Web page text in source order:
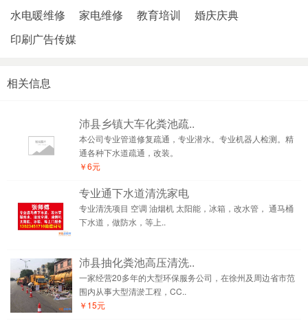
水电暖维修
家电维修 教育培训
婚庆庆典
印刷广告传媒
相关信息
沛县乡镇大车化粪池疏..
本公司专业管道修复疏通，专业潜水。专业机器人检测。精
通各种下水道疏通，改装。
￥6元
专业通下水道清洗家电
专业清洗项目 空调 油烟机 太阳能，冰箱，改水管， 通马桶
下水道，做防水，等上..
沛县抽化粪池高压清洗..
一家经营20多年的大型环保服务公司，在徐州及周边省市范
围内从事大型清淤工程，CC..
￥15元